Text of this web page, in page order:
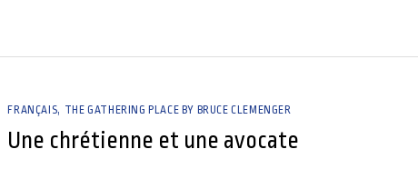
FRANÇAIS THE GATHERING PLACE BY BRUCE CLEMENGER
Une chrétienne et une avocate